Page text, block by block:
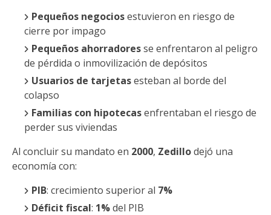
Pequeños negociosestuvieron en riesgo de
cierre por impago
Pequeños ahorradoresse enfrentaron al peligro
de pérdida o inmovilización de depósitos
Usuarios de tarjetasesteban al borde del
colapso
Familias con hipotecasenfrentaban el riesgo de
perder sus viviendas
Al concluir su mandato en 2000, Zedillodejó una
economía con:
PIB: crecimiento superior al 7%
Déficit fiscal: 1%del PIB